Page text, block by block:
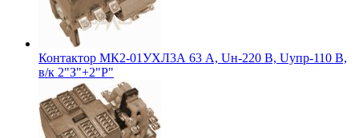
Контактор МК2-01УХЛ3А 63 А, Uн-220 В, Uупр-110 В,
в/к 2"З"+2"Р"